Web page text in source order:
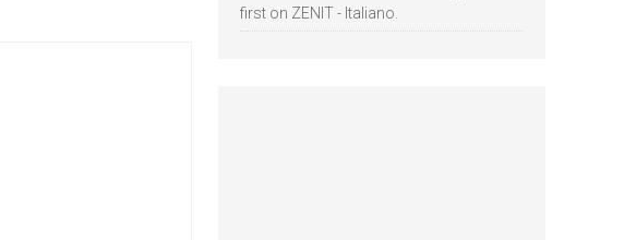
first on ZENIT - Italiano.